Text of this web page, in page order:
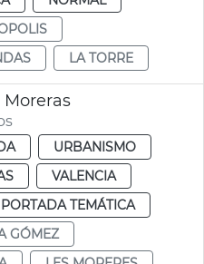
LA TORRE
Moreras
URBANISMO
VALENCIA
TEMÁTICA
GÓMEZ